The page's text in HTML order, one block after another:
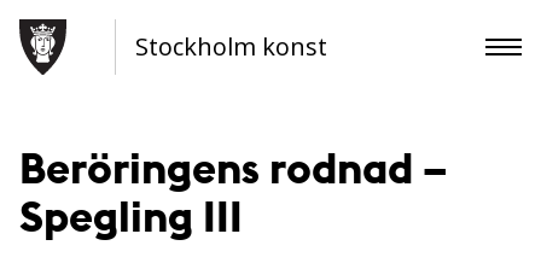
Stockholm konst
Beröringens rodnad –
Spegling III